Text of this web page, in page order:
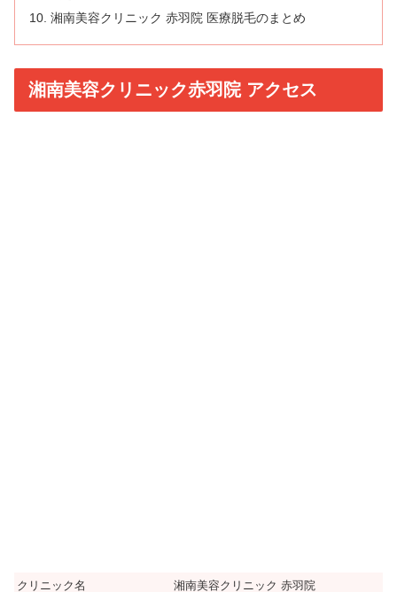
湘南美容クリニック 赤羽院 医療脱毛のまとめ
湘南美容クリニック赤羽院 アクセス
クリニック名 湘南美容クリニック 赤羽院